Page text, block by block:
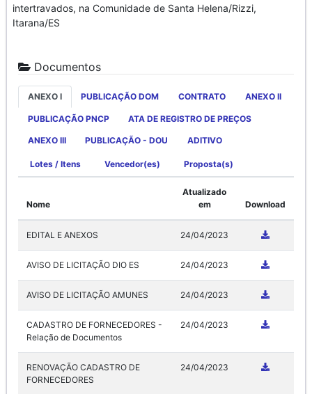
intertravados, na Comunidade de Santa Helena/Rizzi,
Itarana/ES
Documentos
ANEXO I PUBLICAÇÃO DOM CONTRATO ANEXO II
PUBLICAÇÃO PNCP ATA DE REGISTRO DE PREÇOS
ANEXO III PUBLICAÇÃO - DOU ADITIVO
Lotes / Itens Vencedor(es) Proposta(s)
Nome
Atualizado
em
Download
EDITAL E ANEXOS 24/04/2023
AVISO DE LICITAÇÃO DIO ES 24/04/2023
AVISO DE LICITAÇÃO AMUNES 24/04/2023
CADASTRO DE FORNECEDORES -
Relação de Documentos
24/04/2023
RENOVAÇÃO CADASTRO DE
FORNECEDORES
24/04/2023